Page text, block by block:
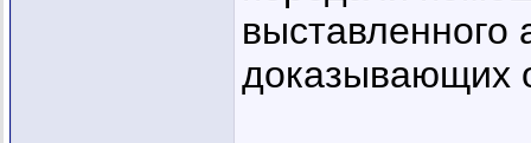
выставленного
доказывающих